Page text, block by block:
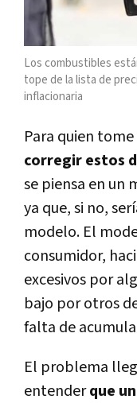
Los combustibles
tope de la lista de
inflacionaria
Para quien
corregir estos
se piensa en un
ya que, si no,
modelo. El
consumidor,
excesivos por
bajo por otros
falta de
El problema
entenderque